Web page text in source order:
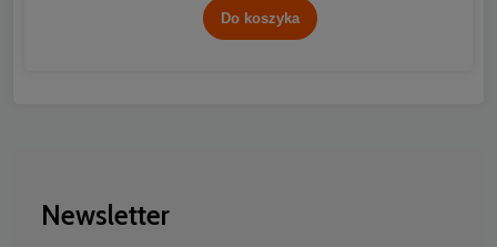
Do koszyka
Newsletter